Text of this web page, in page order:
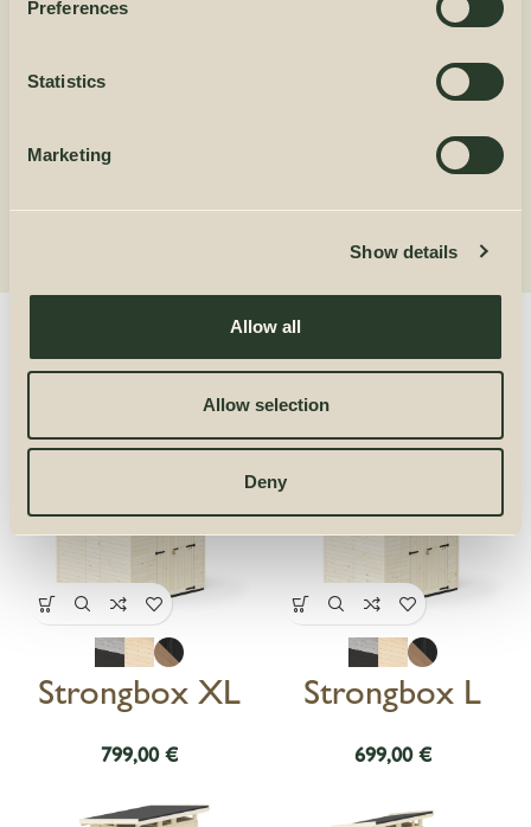
Preferences
Statistics
Marketing
Show details
Allow all
Allow selection
Deny
быструю и легкую установку.
Наши бестселлеры
Strongbox XL
€
Strongbox L
€